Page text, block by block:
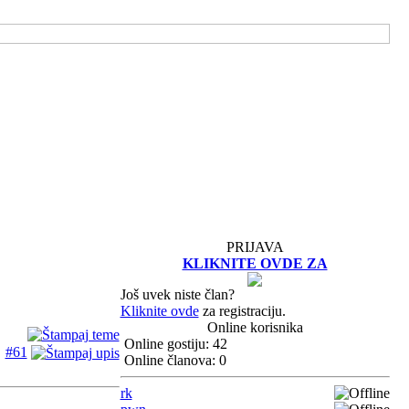
#61
PRIJAVA
KLIKNITE OVDE ZA
Još uvek niste član?
Kliknite ovdeza registraciju.
Online korisnika
Online gostiju: 42
Online članova: 0
rk